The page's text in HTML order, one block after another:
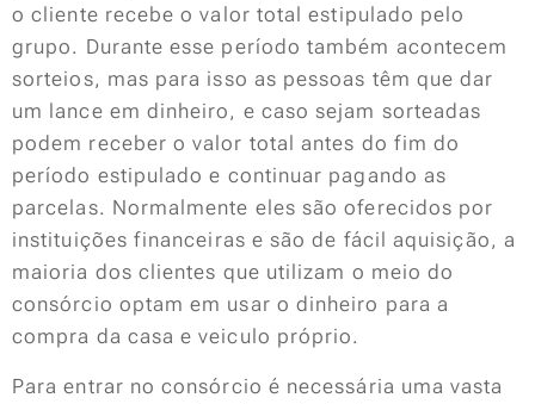
o cliente recebe o valor total estipulado pelo
grupo. Durante esse período também acontecem
sorteios, mas para isso as pessoas têm que dar
um lance em dinheiro, e caso sejam sorteadas
podem receber o valor total antes do fim do
período estipulado e continuar pagando as
parcelas. Normalmente eles são oferecidos por
instituições financeiras e são de fácil aquisição, a
maioria dos clientes que utilizam o meio do
consórcio optam em usar o dinheiro para a
compra da casa e veiculo próprio.
Para entrar no consórcio é necessária uma vasta